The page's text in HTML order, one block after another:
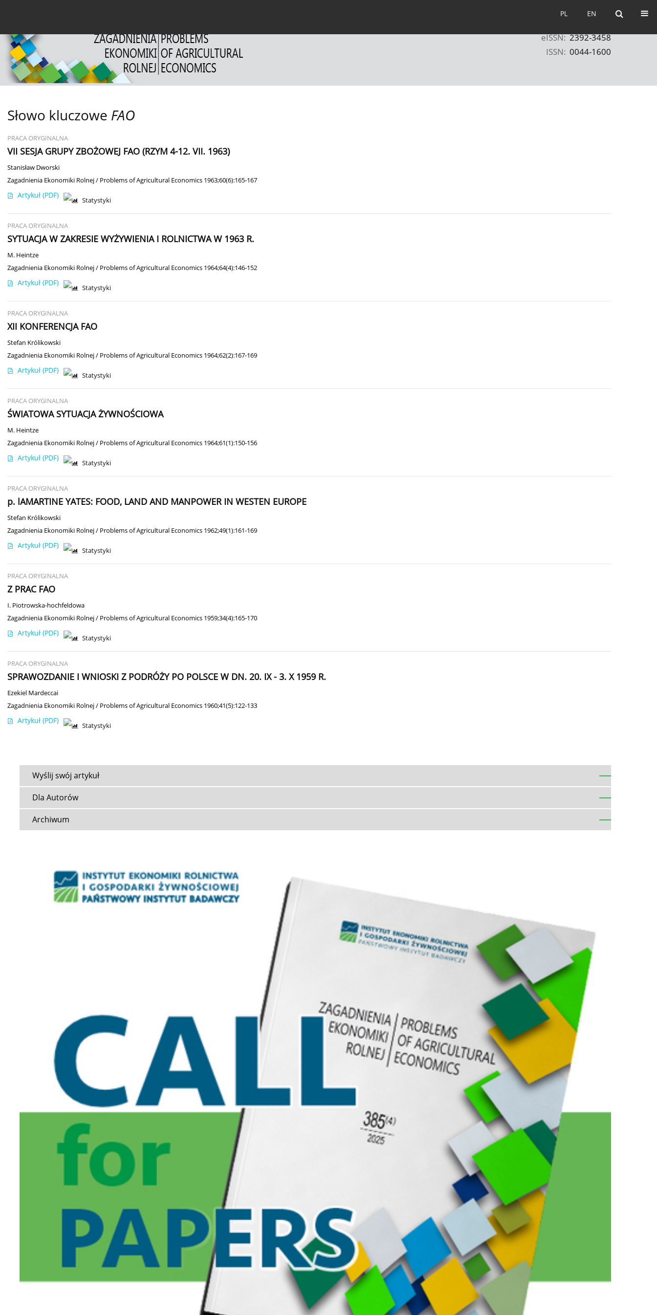
EN
PL EN
PL
eISSN: 2392-3458
ISSN: 0044-1600
Słowo kluczowe FAO
PRACA ORYGINALNA
VII SESJA GRUPY ZBOŻOWEJ FAO (RZYM 4-12. VII. 1963)
Stanisław Dworski
Zagadnienia Ekonomiki Rolnej / Problems of Agricultural Economics 1963;60(6):165-167
Artykuł (PDF)
Statystyki
PRACA ORYGINALNA
SYTUACJA W ZAKRESIE WYŻYWIENIA I ROLNICTWA W 1963 R.
M. Heintze
Zagadnienia Ekonomiki Rolnej / Problems of Agricultural Economics 1964;64(4):146-152
Artykuł (PDF)
Statystyki
PRACA ORYGINALNA
XII KONFERENCJA FAO
Stefan Królikowski
Zagadnienia Ekonomiki Rolnej / Problems of Agricultural Economics 1964;62(2):167-169
Artykuł (PDF)
Statystyki
PRACA ORYGINALNA
ŚWIATOWA SYTUACJA ŻYWNOŚCIOWA
M. Heintze
Zagadnienia Ekonomiki Rolnej / Problems of Agricultural Economics 1964;61(1):150-156
Artykuł (PDF)
Statystyki
PRACA ORYGINALNA
p. lAMARTINE YATES: FOOD, LAND AND MANPOWER IN WESTEN EUROPE
Stefan Królikowski
Zagadnienia Ekonomiki Rolnej / Problems of Agricultural Economics 1962;49(1):161-169
Artykuł (PDF)
Statystyki
PRACA ORYGINALNA
Z PRAC FAO
I. Piotrowska-hochfeldowa
Zagadnienia Ekonomiki Rolnej / Problems of Agricultural Economics 1959;34(4):165-170
Artykuł (PDF)
Statystyki
PRACA ORYGINALNA
SPRAWOZDANIE I WNIOSKI Z PODRÓŻY PO POLSCE W DN. 20. IX - 3. X 1959 R.
Ezekiel Mardeccai
Zagadnienia Ekonomiki Rolnej / Problems of Agricultural Economics 1960;41(5):122-133
Artykuł (PDF)
Statystyki
Wyślij swój artykuł
Dla Autorów
Archiwum